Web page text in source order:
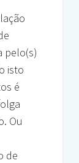
pelo(s)
isto
é
Ou
de